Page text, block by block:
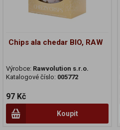
Chips ala chedar BIO, RAW
Výrobce: Rawvolution s.r.o.
Katalogové číslo: 005772
97 Kč
Koupit